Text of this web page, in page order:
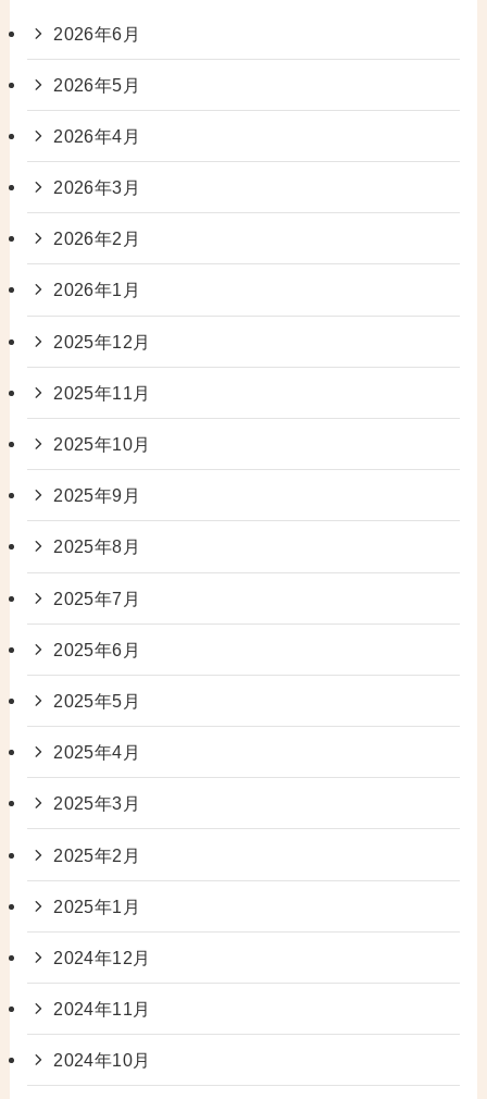
2026年6月
2026年5月
2026年4月
2026年3月
2026年2月
2026年1月
2025年12月
2025年11月
2025年10月
2025年9月
2025年8月
2025年7月
2025年6月
2025年5月
2025年4月
2025年3月
2025年2月
2025年1月
2024年12月
2024年11月
2024年10月